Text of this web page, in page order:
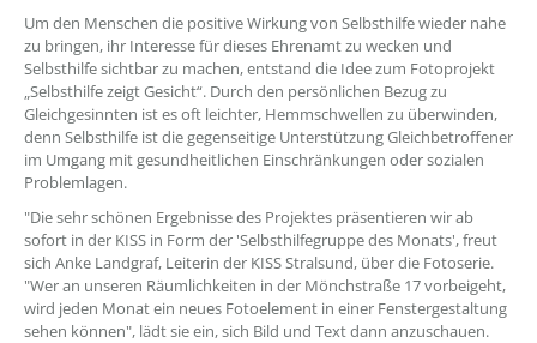
Um den Menschen die positive Wirkung von Selbsthilfe wieder nahe
zu bringen, ihr Interesse für dieses Ehrenamt zu wecken und
Selbsthilfe sichtbar zu machen, entstand die Idee zum Fotoprojekt
„Selbsthilfe zeigt Gesicht“. Durch den persönlichen Bezug zu
Gleichgesinnten ist es oft leichter, Hemmschwellen zu überwinden,
denn Selbsthilfe ist die gegenseitige Unterstützung Gleichbetroffener
im Umgang mit gesundheitlichen Einschränkungen oder sozialen
Problemlagen.
"Die sehr schönen Ergebnisse des Projektes präsentieren wir ab
sofort in der KISS in Form der 'Selbsthilfegruppe des Monats', freut
sich Anke Landgraf, Leiterin der KISS Stralsund, über die Fotoserie.
"Wer an unseren Räumlichkeiten in der Mönchstraße 17 vorbeigeht,
wird jeden Monat ein neues Fotoelement in einer Fenstergestaltung
sehen können", lädt sie ein, sich Bild und Text dann anzuschauen.